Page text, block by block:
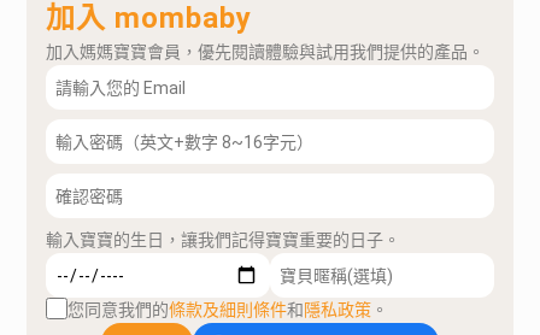
加入 mombaby
加入媽媽寶寶會員，優先閱讀體驗與試用我們提供的產品。
輸入寶寶的生日，讓我們記得寶寶重要的日子。
您同意我們的條款及細則條件和隱私政策 。